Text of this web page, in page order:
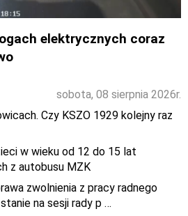
elektrycznych coraz
sobota, 08 sierpnia 2026r.
Czy KSZO 1929 kolejny raz
w wieku od 12 do 15 lat
z autobusu MZK
zwolnienia z pracy radnego
na sesji rady p …